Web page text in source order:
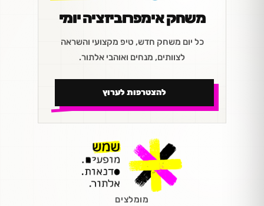
משחק אימפרוביזציה יומי
כל יום משחק חדש, טיפ מקצועי והשראה
לצוותים, מנחים ואוהבי אלתור.
להצטרפות לערוץ
מומלצים